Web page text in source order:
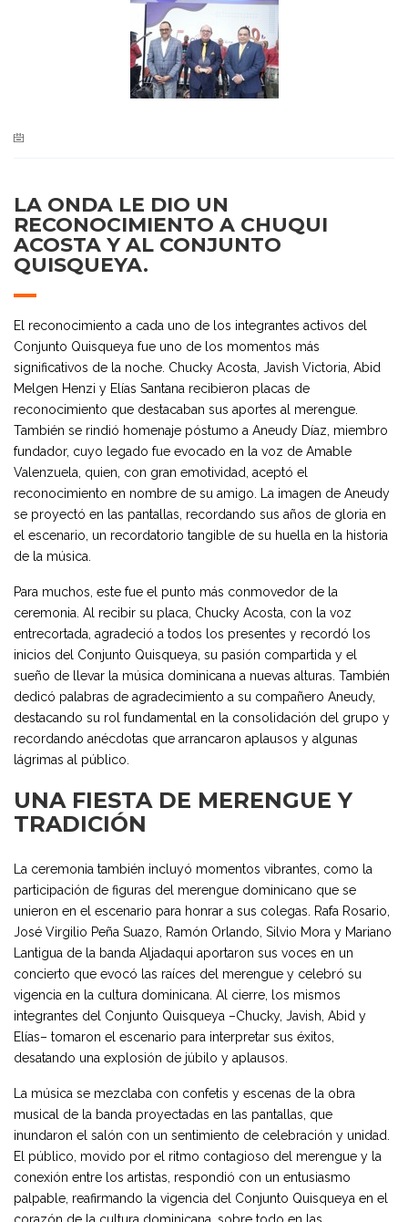
LA ONDA LE DIO UN
RECONOCIMIENTO A CHUQUI
ACOSTA Y AL CONJUNTO
QUISQUEYA.
El reconocimiento a cada uno de los integrantes activos del
Conjunto Quisqueya fue uno de los momentos más
significativos de la noche. Chucky Acosta, Javish Victoria, Abid
Melgen Henzi y Elías Santana recibieron placas de
reconocimiento que destacaban sus aportes al merengue.
También se rindió homenaje póstumo a Aneudy Díaz, miembro
fundador, cuyo legado fue evocado en la voz de Amable
Valenzuela, quien, con gran emotividad, aceptó el
reconocimiento en nombre de su amigo. La imagen de Aneudy
se proyectó en las pantallas, recordando sus años de gloria en
el escenario, un recordatorio tangible de su huella en la historia
de la música.
Para muchos, este fue el punto más conmovedor de la
ceremonia. Al recibir su placa, Chucky Acosta, con la voz
entrecortada, agradeció a todos los presentes y recordó los
inicios del Conjunto Quisqueya, su pasión compartida y el
sueño de llevar la música dominicana a nuevas alturas. También
dedicó palabras de agradecimiento a su compañero Aneudy,
destacando su rol fundamental en la consolidación del grupo y
recordando anécdotas que arrancaron aplausos y algunas
lágrimas al público.
UNA FIESTA DE MERENGUE Y
TRADICIÓN
La ceremonia también incluyó momentos vibrantes, como la
participación de figuras del merengue dominicano que se
unieron en el escenario para honrar a sus colegas. Rafa Rosario,
José Virgilio Peña Suazo, Ramón Orlando, Silvio Mora y Mariano
Lantigua de la banda Aljadaqui aportaron sus voces en un
concierto que evocó las raíces del merengue y celebró su
vigencia en la cultura dominicana. Al cierre, los mismos
integrantes del Conjunto Quisqueya –Chucky, Javish, Abid y
Elías– tomaron el escenario para interpretar sus éxitos,
desatando una explosión de júbilo y aplausos.
La música se mezclaba con confetis y escenas de la obra
musical de la banda proyectadas en las pantallas, que
inundaron el salón con un sentimiento de celebración y unidad.
El público, movido por el ritmo contagioso del merengue y la
conexión entre los artistas, respondió con un entusiasmo
palpable, reafirmando la vigencia del Conjunto Quisqueya en el